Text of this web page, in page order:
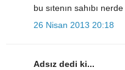
bu sıtenın sahıbı
26 Nisan 2013 20:18
Adsız dedi ki...